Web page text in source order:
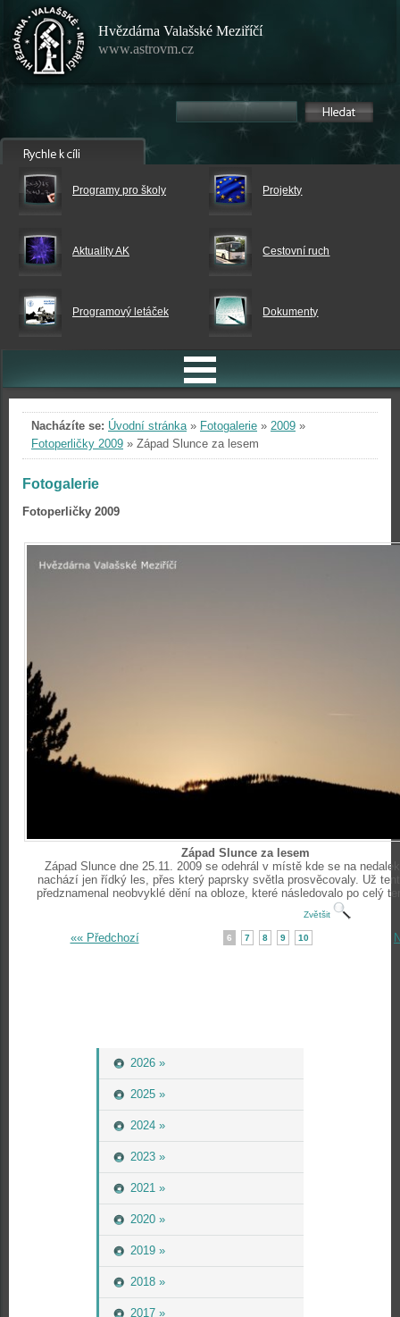
Hvězdárna Valašské Meziříčí
www.astrovm.cz
Programy pro školy Projekty
Aktuality AK Cestovní ruch
Programový letáček Dokumenty
2026 »
2025 »
2024 »
2023 »
2021 »
2020 »
2019 »
2018 »
2017 »
Nacházíte se: Úvodní stránka» Fotogalerie » 2009 »
Fotoperličky 2009 » Západ Slunce za lesem
Fotogalerie
Fotoperličky 2009
Západ Slunce za lesem
Západ Slunce dne 25.11. 2009 se odehrál v místě kde se na
nachází jen řídký les, přes který paprsky světla prosvěcovaly. Už
předznamenal neobvyklé dění na obloze, které následovalo po celý
Zvětšit
«« Předchozí 6 7 8 9 10